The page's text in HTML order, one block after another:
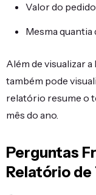
Valor do pedido
Mesma quantia
Além de visualizar
também pode
relatório resume o
mês do ano.
Perguntas
Relatório de